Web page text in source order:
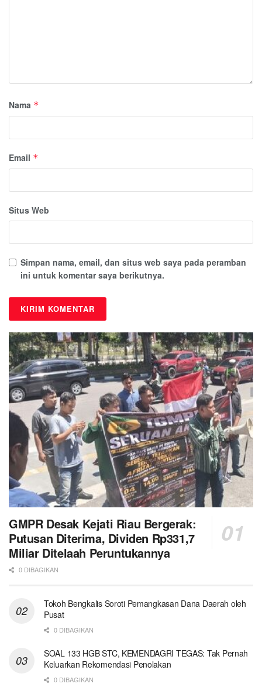
Nama *
Email *
Situs Web
Simpan nama, email, dan situs web saya pada peramban
ini untuk komentar saya berikutnya.
GMPR Desak Kejati Riau Bergerak:
Putusan Diterima, Dividen Rp331,7
Miliar Ditelaah Peruntukannya
0 DIBAGIKAN
Tokoh Bengkalis Soroti Pemangkasan Dana Daerah oleh
Pusat
0 DIBAGIKAN
SOAL 133 HGB STC, KEMENDAGRI TEGAS: Tak Pernah
Keluarkan Rekomendasi Penolakan
0 DIBAGIKAN